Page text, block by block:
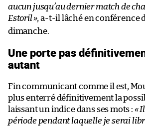
aucun jusqu’au dernier match de
Estoril», a-t-il lâché en conférence
dimanche.
Une porte pas
autant
Fin communicant comme il est,
plus enterré définitivement la
laissant un indice dans ses mots : «
période pendant laquelle je serai